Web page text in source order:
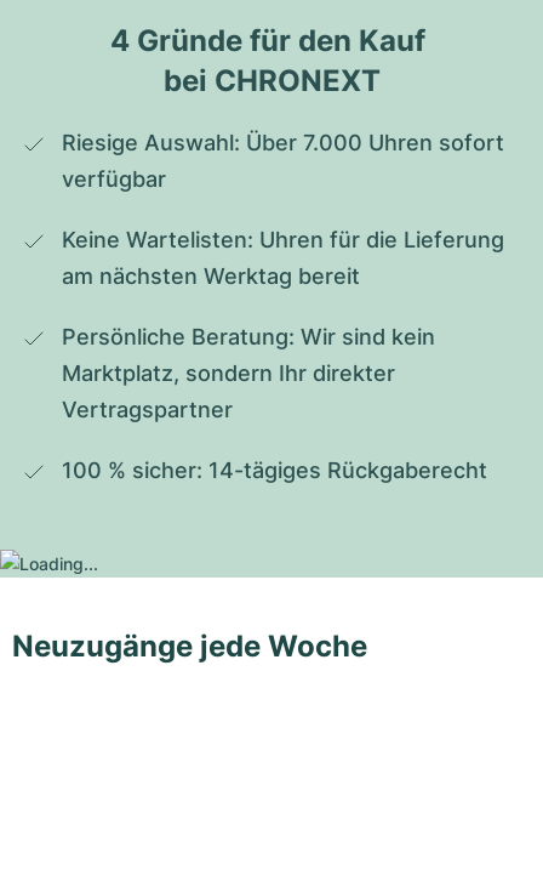
4 Gründe für den Kauf
bei CHRONEXT
Riesige Auswahl: Über 7.000 Uhren sofort
verfügbar
Keine Wartelisten: Uhren für die Lieferung
am nächsten Werktag bereit
Persönliche Beratung: Wir sind kein
Marktplatz, sondern Ihr direkter
Vertragspartner
100 % sicher: 14-tägiges Rückgaberecht
Neuzugänge jede Woche